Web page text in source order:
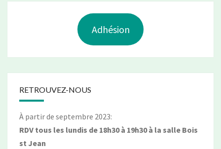
Adhésion
RETROUVEZ-NOUS
À partir de septembre 2023:
RDV tous les lundis de 18h30 à 19h30 à la salle Bois
st Jean